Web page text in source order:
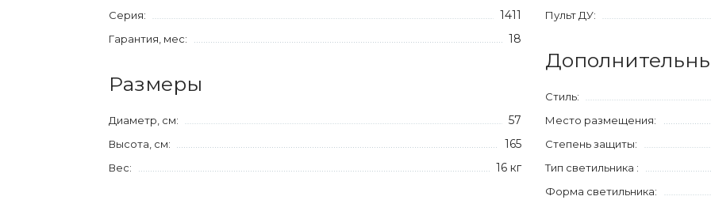
Серия: 1411
Гарантия, мес: 18
Размеры
Диаметр, см: 57
Высота, см: 165
Вес: 16 кг
Пульт ДУ:
Стиль:
Место размещения:
Степень защиты:
Тип светильника :
Форма светильника: